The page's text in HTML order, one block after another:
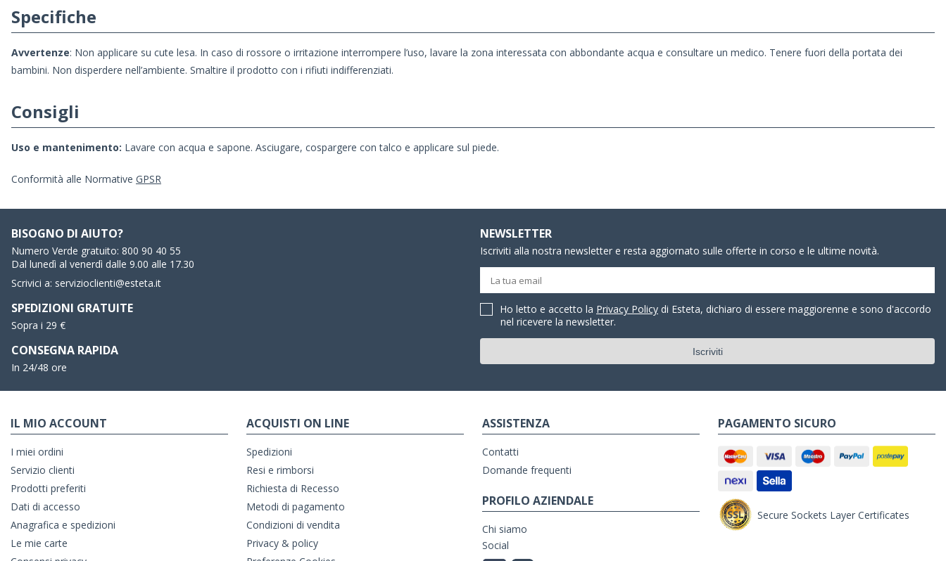
Specifiche
Avvertenze: Non applicare su cute lesa. In caso di rossore o irritazione interrompere l’uso, lavare la zona interessata con abbondante acqua e consultare un medico. Tenere fuori della portata dei
bambini. Non disperdere nell’ambiente. Smaltire il prodotto con i rifiuti indifferenziati.
Consigli
Uso e mantenimento: Lavare con acqua e sapone. Asciugare, cospargere con talco e applicare sul piede.
Conformità alle Normative GPSR
BISOGNO DI AIUTO?
Numero Verde gratuito: 800 90 40 55
Dal lunedì al venerdì dalle 9.00 alle 17.30
Scrivici a: servizioclienti@esteta.it
SPEDIZIONI GRATUITE
Sopra i 29 €
CONSEGNA RAPIDA
In 24/48 ore
NEWSLETTER
Iscriviti alla nostra newsletter e resta aggiornato sulle offerte in corso e le ultime novità.
Ho letto e accetto la Privacy Policy di Esteta, dichiaro di essere maggiorenne e sono d'accordo
nel ricevere la newsletter.
IL MIO ACCOUNT
I miei ordini
Servizio clienti
Prodotti preferiti
Dati di accesso
Anagrafica e spedizioni
Le mie carte
ACQUISTI ON LINE
Spedizioni
Resi e rimborsi
Richiesta di Recesso
Metodi di pagamento
Condizioni di vendita
Privacy & policy
ASSISTENZA
Contatti
Domande frequenti
PROFILO AZIENDALE
Chi siamo
Social
PAGAMENTO SICURO
Secure Sockets Layer Certificates